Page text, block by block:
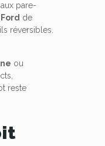
pare-
Ford de
réversibles.
ou
reste